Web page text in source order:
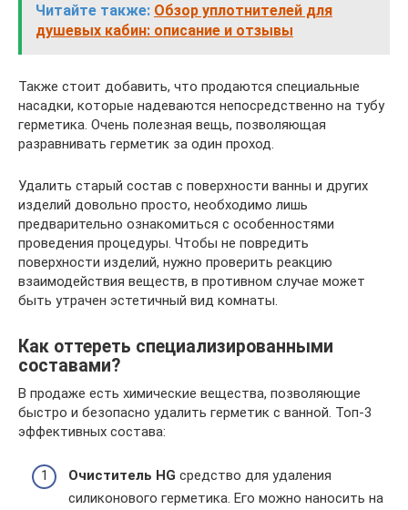
Читайте также: Обзор уплотнителей для
душевых кабин: описание и отзывы
Также стоит добавить, что продаются специальные
насадки, которые надеваются непосредственно на тубу
герметика. Очень полезная вещь, позволяющая
разравнивать герметик за один проход.
Удалить старый состав с поверхности ванны и других
изделий довольно просто, необходимо лишь
предварительно ознакомиться с особенностями
проведения процедуры. Чтобы не повредить
поверхности изделий, нужно проверить реакцию
взаимодействия веществ, в противном случае может
быть утрачен эстетичный вид комнаты.
Как оттереть специализированными
составами?
В продаже есть химические вещества, позволяющие
быстро и безопасно удалить герметик с ванной. Топ-3
эффективных состава:
Очиститель HG средство для удаления
силиконового герметика. Его можно наносить на